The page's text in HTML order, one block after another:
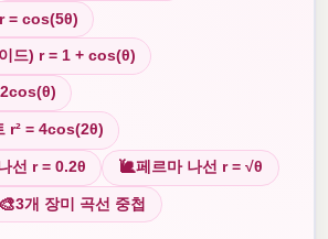
= cos(5θ)
드) r = 1 + cos(θ)
r² = 4cos(2θ)
선 r = 0.2θ 🐌페르마 나선 r = √θ
🎨3개 장미 곡선 중첩